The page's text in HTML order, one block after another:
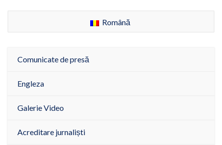
Română
Comunicate de presă
Engleza
Galerie Video
Acreditare jurnaliști